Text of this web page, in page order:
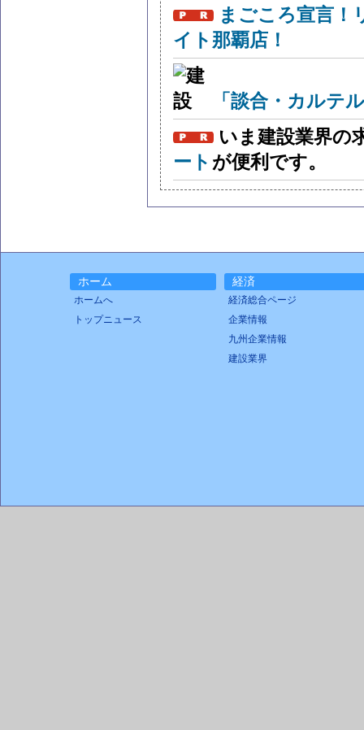
まごころ宣言！
イト那覇店！
「談合・カルテ
いま建設業界の
ート が便利です。
ホーム
ホームへ
トップニュース
経済
経済総合ページ
企業情報
九州企業情報
建設業界